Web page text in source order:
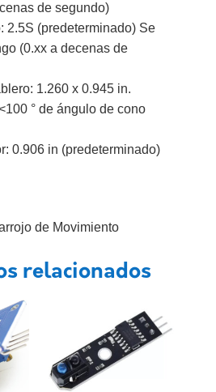
de segundo)
2.5S (predeterminado) Se
(0.xx a decenas de
1.260 x 0.945 in.
° de ángulo de cono
0.906 in (predeterminado)
de Movimiento
relacionados